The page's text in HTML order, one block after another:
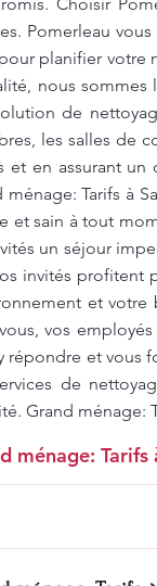
Pomerleau
planifier votre
nous sommes
de
les salles de
et en assurant
ménage: Tarifs à
et sain à tout
un séjour
invités profitent
et votre
vos
répondre et vous
de
Grand ménage:
ménage: